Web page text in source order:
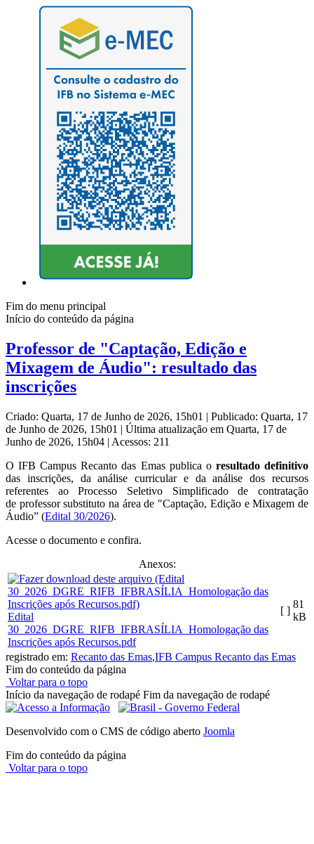
Fim do menu principal
Início do conteúdo da página
Professor de "Captação, Edição e
Mixagem de Áudio": resultado das
inscrições
Criado: Quarta, 17 de Junho de 2026, 15h01 | Publicado: Quarta, 17
de Junho de 2026, 15h01 | Última atualização em Quarta, 17 de
Junho de 2026, 15h04 | Acessos: 211
O IFB Campus Recanto das Emas publica o resultado definitivo
das inscrições, da análise curricular e da análise dos recursos
referentes ao Processo Seletivo Simplificado de contratação
de professor substituto na área de "Captação, Edição e Mixagem de
Áudio” (Edital 30/2026).
Acesse o documento e confira.
Anexos:
Edital
30_2026_DGRE_RIFB_IFBRASÍLIA_Homologação das
Inscrições após Recursos.pdf
[ ]
81
kB
registrado em: Recanto das Emas,IFB Campus Recanto das Emas
Fim do conteúdo da página
Voltar para o topo
Início da navegação de rodapé Fim da navegação de rodapé
Desenvolvido com o CMS de código aberto Joomla
Fim do conteúdo da página
Voltar para o topo